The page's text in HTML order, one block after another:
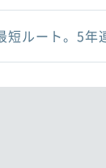
短ルート。5